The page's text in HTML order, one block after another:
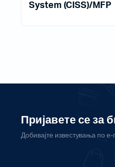
System (CISS)/MFP
Пријавете се за
Добивајте известувања по